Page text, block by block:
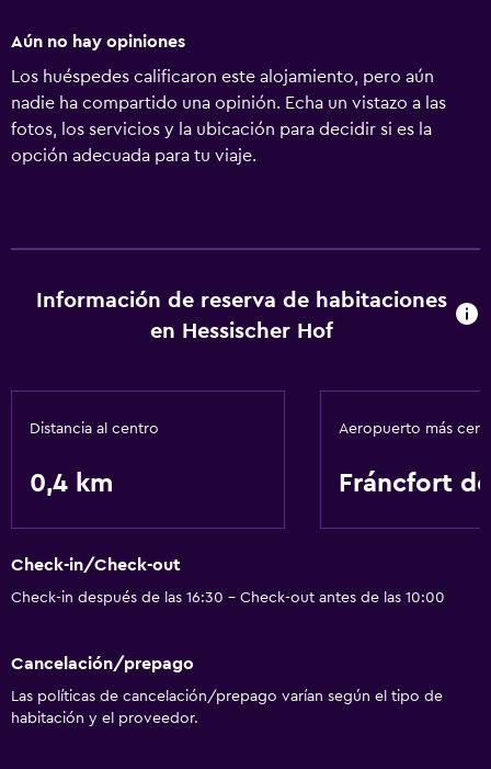
Aún no hay opiniones
Los huéspedes calificaron este alojamiento, pero aún
nadie ha compartido una opinión. Echa un vistazo a las
fotos, los servicios y la ubicación para decidir si es la
opción adecuada para tu viaje.
Información de reserva de habitaciones
en Hessischer Hof
Distancia al centro
0,4 km
Aeropuerto más
Fráncfort
Check-in/Check-out
Check-in después de las 16:30 - Check-out antes de las 10:00
Cancelación/prepago
Las políticas de cancelación/prepago varían según el tipo de
habitación y el proveedor.